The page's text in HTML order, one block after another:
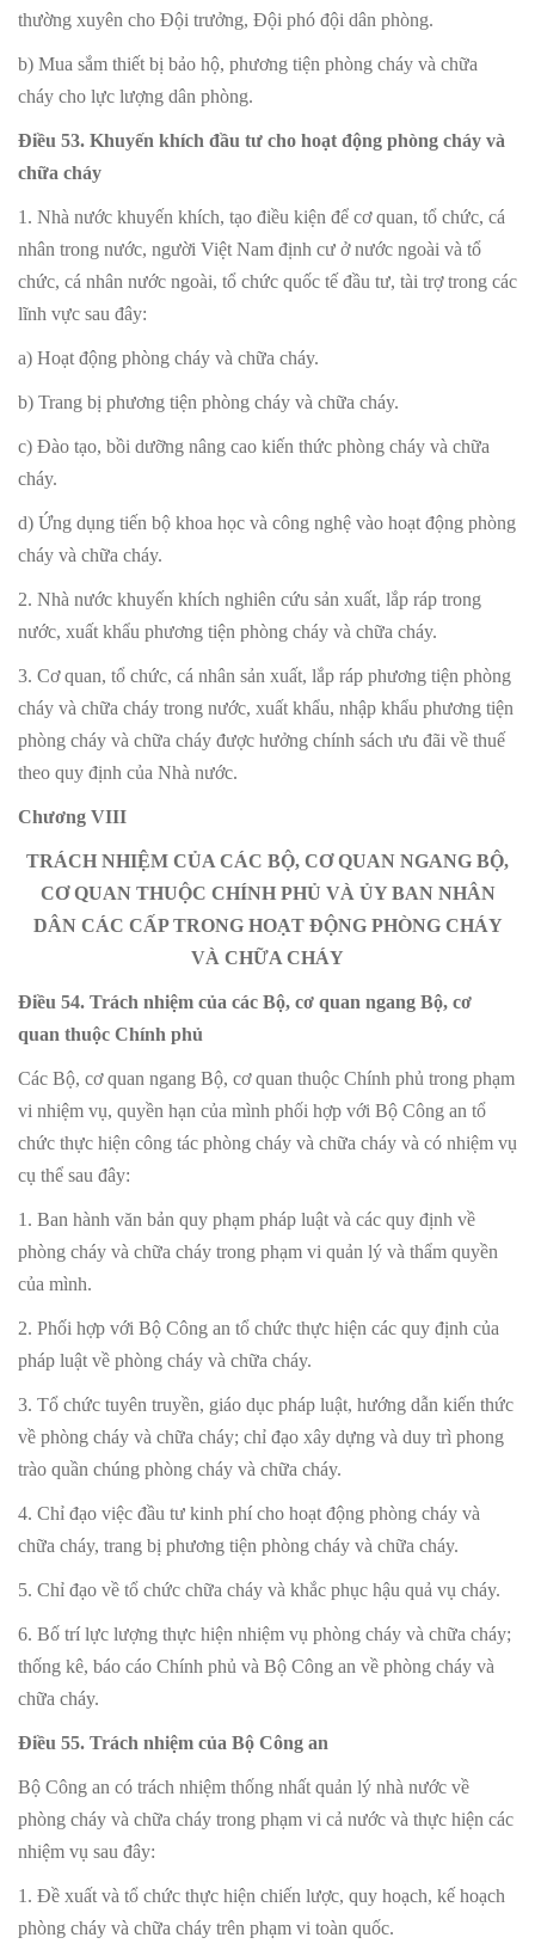
thường xuyên cho Đội trưởng, Đội phó đội dân phòng.
b) Mua sắm thiết bị bảo hộ, phương tiện phòng cháy và chữa
cháy cho lực lượng dân phòng.
Điều 53. Khuyến khích đầu tư cho hoạt động phòng cháy và
chữa cháy
1. Nhà nước khuyến khích, tạo điều kiện để cơ quan, tổ chức, cá
nhân trong nước, người Việt Nam định cư ở nước ngoài và tổ
chức, cá nhân nước ngoài, tổ chức quốc tế đầu tư, tài trợ trong các
lĩnh vực sau đây:
a) Hoạt động phòng cháy và chữa cháy.
b) Trang bị phương tiện phòng cháy và chữa cháy.
c) Đào tạo, bồi dưỡng nâng cao kiến thức phòng cháy và chữa
cháy.
d) Ứng dụng tiến bộ khoa học và công nghệ vào hoạt động phòng
cháy và chữa cháy.
2. Nhà nước khuyến khích nghiên cứu sản xuất, lắp ráp trong
nước, xuất khẩu phương tiện phòng cháy và chữa cháy.
3. Cơ quan, tổ chức, cá nhân sản xuất, lắp ráp phương tiện phòng
cháy và chữa cháy trong nước, xuất khẩu, nhập khẩu phương tiện
phòng cháy và chữa cháy được hưởng chính sách ưu đãi về thuế
theo quy định của Nhà nước.
Chương VIII
TRÁCH NHIỆM CỦA CÁC BỘ, CƠ QUAN NGANG BỘ,
CƠ QUAN THUỘC CHÍNH PHỦ VÀ ỦY BAN NHÂN
DÂN CÁC CẤP TRONG HOẠT ĐỘNG PHÒNG CHÁY
VÀ CHỮA CHÁY
Điều 54. Trách nhiệm của các Bộ, cơ quan ngang Bộ, cơ
quan thuộc Chính phủ
Các Bộ, cơ quan ngang Bộ, cơ quan thuộc Chính phủ trong phạm
vi nhiệm vụ, quyền hạn của mình phối hợp với Bộ Công an tổ
chức thực hiện công tác phòng cháy và chữa cháy và có nhiệm vụ
cụ thể sau đây:
1. Ban hành văn bản quy phạm pháp luật và các quy định về
phòng cháy và chữa cháy trong phạm vi quản lý và thẩm quyền
của mình.
2. Phối hợp với Bộ Công an tổ chức thực hiện các quy định của
pháp luật về phòng cháy và chữa cháy.
3. Tổ chức tuyên truyền, giáo dục pháp luật, hướng dẫn kiến thức
về phòng cháy và chữa cháy; chỉ đạo xây dựng và duy trì phong
trào quần chúng phòng cháy và chữa cháy.
4. Chỉ đạo việc đầu tư kinh phí cho hoạt động phòng cháy và
chữa cháy, trang bị phương tiện phòng cháy và chữa cháy.
5. Chỉ đạo về tổ chức chữa cháy và khắc phục hậu quả vụ cháy.
6. Bố trí lực lượng thực hiện nhiệm vụ phòng cháy và chữa cháy;
thống kê, báo cáo Chính phủ và Bộ Công an về phòng cháy và
chữa cháy.
Điều 55. Trách nhiệm của Bộ Công an
Bộ Công an có trách nhiệm thống nhất quản lý nhà nước về
phòng cháy và chữa cháy trong phạm vi cả nước và thực hiện các
nhiệm vụ sau đây:
1. Đề xuất và tổ chức thực hiện chiến lược, quy hoạch, kế hoạch
phòng cháy và chữa cháy trên phạm vi toàn quốc.